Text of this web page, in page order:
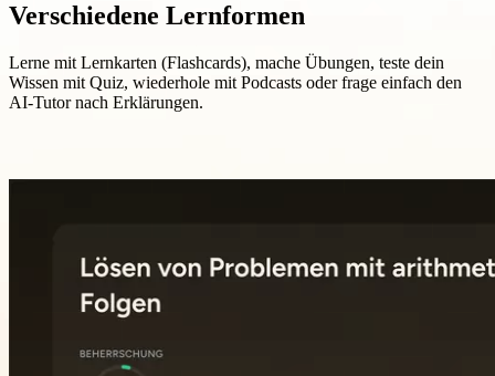
Verschiedene Lernformen
Lerne mit Lernkarten (Flashcards), mache Übungen, teste dein
Wissen mit Quiz, wiederhole mit Podcasts oder frage einfach den
AI-Tutor nach Erklärungen.